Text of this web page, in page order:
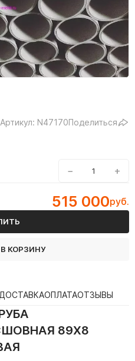
Артикул: N47170Поделиться
− +
515 000руб.
КОРЗИНУ
ДОСТАВКАОПЛАТАОТЗЫВЫ
89Х8